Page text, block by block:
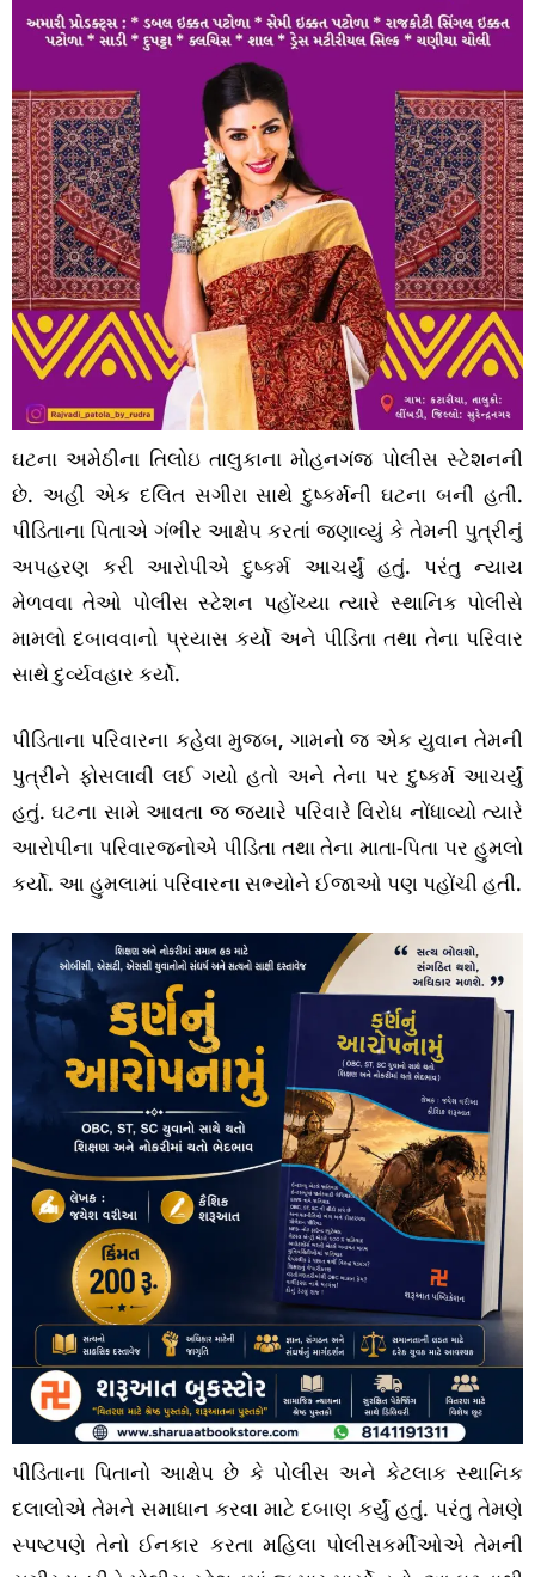
ઘટના અમેઠીના તિલોઇ તાલુકાના મોહનગંજ પોલીસ સ્ટેશનની
છે. અહીં એક દલિત સગીરા સાથે દુષ્કર્મની ઘટના બની હતી.
પીડિતાના પિતાએ ગંભીર આક્ષેપ કરતાં જણાવ્યું કે તેમની પુત્રીનું
અપહરણ કરી આરોપીએ દુષ્કર્મ આચર્યું હતું. પરંતુ ન્યાય
મેળવવા તેઓ પોલીસ સ્ટેશન પહોંચ્યા ત્યારે સ્થાનિક પોલીસે
મામલો દબાવવાનો પ્રયાસ કર્યો અને પીડિતા તથા તેના પરિવાર
સાથે દુર્વ્યવહાર કર્યો.
પીડિતાના પરિવારના કહેવા મુજબ, ગામનો જ એક યુવાન તેમની
પુત્રીને ફોસલાવી લઈ ગયો હતો અને તેના પર દુષ્કર્મ આચર્યું
હતું. ઘટના સામે આવતા જ જ્યારે પરિવારે વિરોધ નોંધાવ્યો ત્યારે
આરોપીના પરિવારજનોએ પીડિતા તથા તેના માતા-પિતા પર હુમલો
કર્યો. આ હુમલામાં પરિવારના સભ્યોને ઈજાઓ પણ પહોંચી હતી.
પીડિતાના પિતાનો આક્ષેપ છે કે પોલીસ અને કેટલાક સ્થાનિક
દલાલોએ તેમને સમાધાન કરવા માટે દબાણ કર્યું હતું. પરંતુ તેમણે
સ્પષ્ટપણે તેનો ઈનકાર કરતા મહિલા પોલીસકર્મીઓએ તેમની